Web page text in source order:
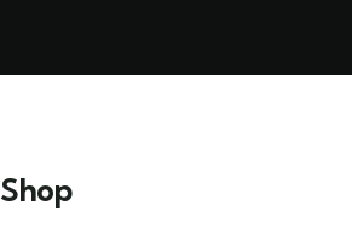
Shop